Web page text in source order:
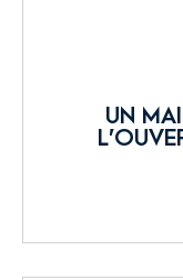
UN